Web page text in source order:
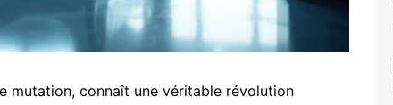
mutation, connaît une véritable révolution